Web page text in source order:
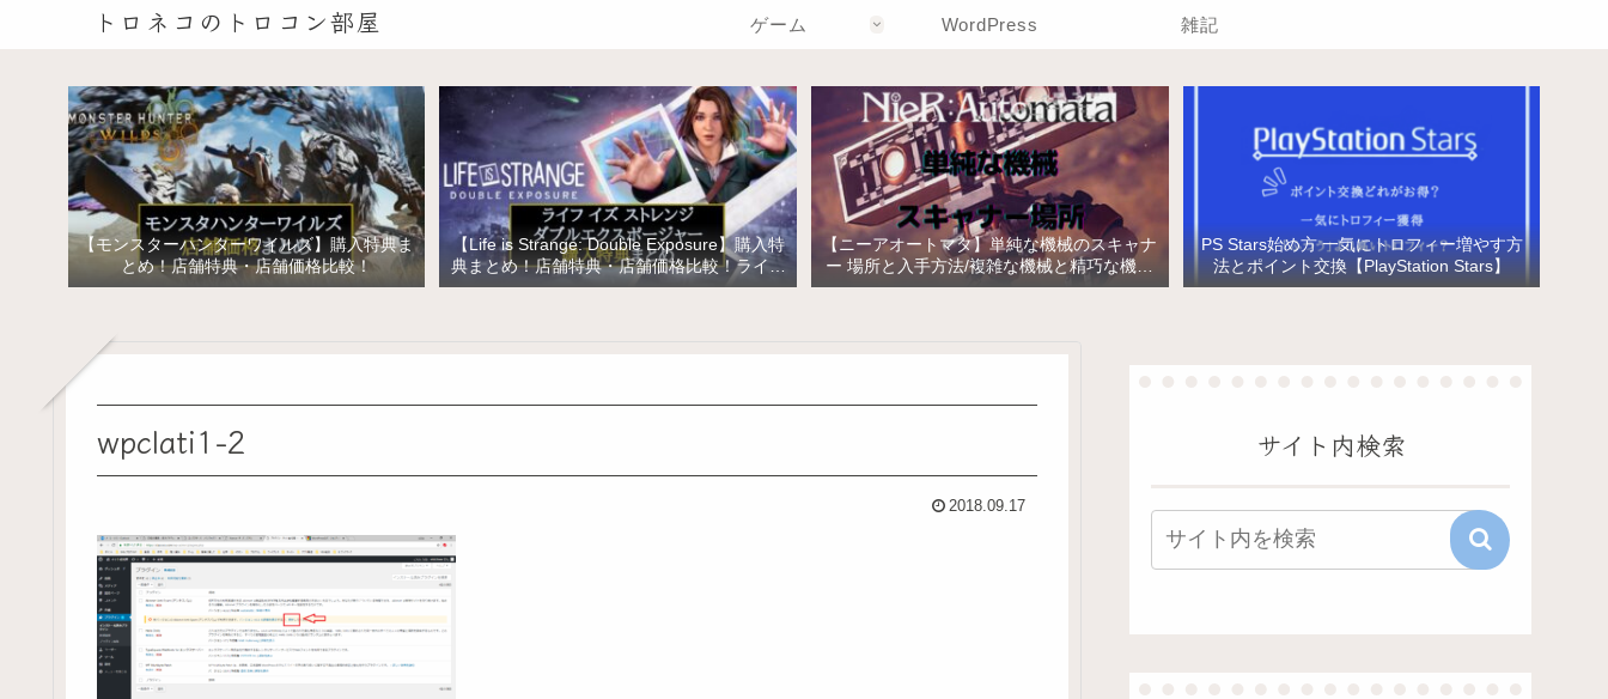
トロネコのトロコン部屋 ゲーム WordPress 雑記
【モンスターハンターワイルズ】購入特典ま
とめ！店舗特典・店舗価格比較！
【Life is Strange: Double Exposure】購入特
典まとめ！店舗特典・店舗価格比較！ライフ
イズ ストレンジ ダブルエクスポージャー
【ニーアオートマタ】単純な機械のスキャナ
ー 場所と入手方法/複雑な機械と精巧な機械
の入手
PS Stars始め方 一気にトロフィー増やす方
法とポイント交換【PlayStation Stars】
wpclati1-2
2018.09.17
サイト内検索